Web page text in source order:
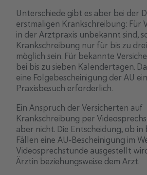
Unterschiede gibt es aber bei der
erstmaligen Krankschreibung: Für
in der Arztpraxis unbekannt sind,
Krankschreibung nur für bis zu
möglich sein. Für bekannte
bei bis zu sieben Kalendertagen.
eine Folgebescheinigung der AU
Praxisbesuch erforderlich.
Ein Anspruch der Versicherten auf
Krankschreibung per
aber nicht. Die Ent­scheidung, ob in
Fällen eine AU‐Bescheinigung im
Videosprechstunde ausgestellt
Ärztin beziehungsweise dem Arzt.